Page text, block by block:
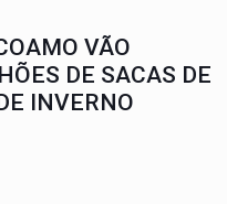
VÃO
DE SACAS DE
INVERNO